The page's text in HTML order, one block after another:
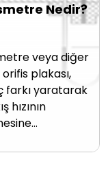
Nedir?
veya diğer
orifis plakası,
farkı yaratarak
hızının